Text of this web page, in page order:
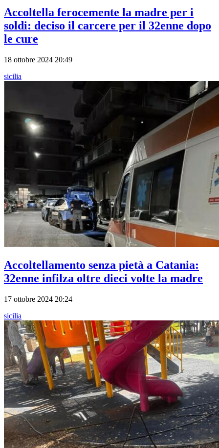
Accoltella ferocemente la madre per i
soldi: deciso il carcere per il 32enne dopo
le cure
18 ottobre 2024 20:49
sicilia
Accoltellamento senza pietà a Catania:
32enne infilza oltre dieci volte la madre
17 ottobre 2024 20:24
sicilia